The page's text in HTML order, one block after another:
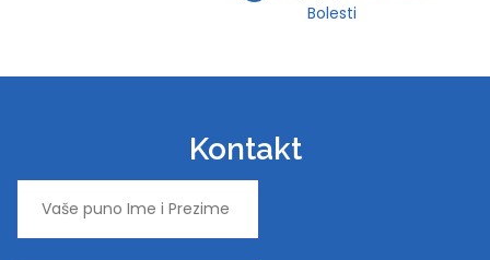
Bolesti
Kontakt